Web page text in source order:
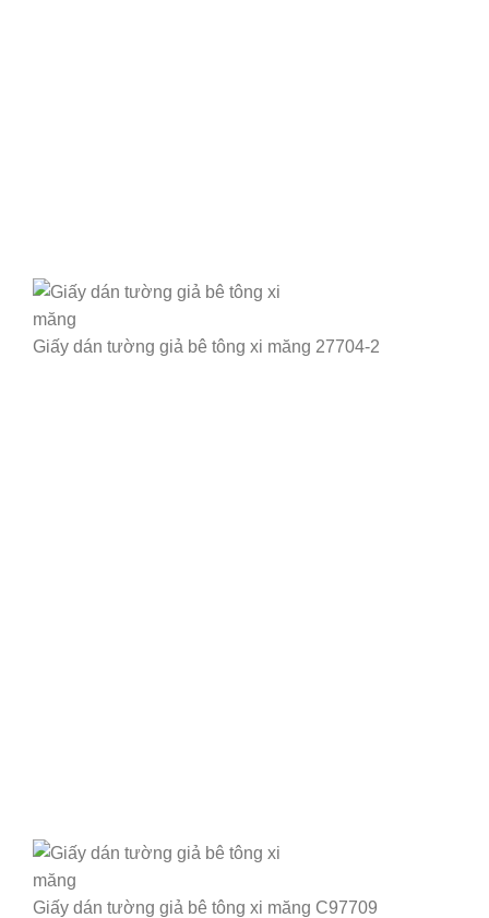
Giấy dán tường giả bê tông xi măng 27704-2
Giấy dán tường giả bê tông xi măng C97709